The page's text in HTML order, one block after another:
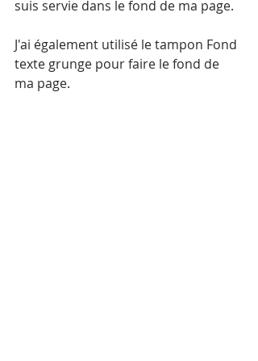
suis servie dans le fond de ma page.
J'ai également utilisé le tampon Fond
texte grunge pour faire le fond de
ma page.